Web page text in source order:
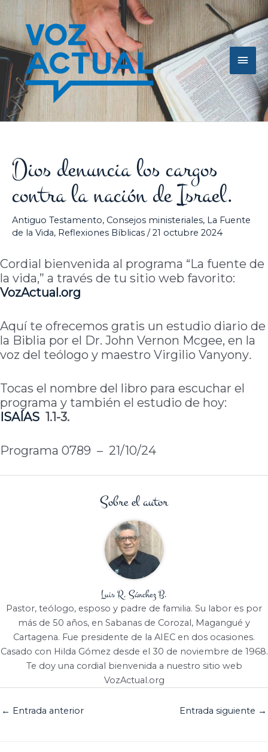
contenido
Dios denuncia los cargos
contra la nación de Israel.
Antiguo Testamento, Consejos ministeriales, La Fuente
de la Vida, Reflexiones Bíblicas /21 octubre 2024
Cordial bienvenida al programa “La fuente de
la vida,” a través de tu sitio web favorito:
VozActual.org
Aquí te ofrecemos gratis un estudio diario de
la Biblia por el Dr. John Vernon Mcgee, en la
voz del teólogo y maestro Virgilio Vanyony.
Tocas el nombre del libro para escuchar el
programa y también el estudio de hoy:
ISAÍAS 1.1-3.
Programa 0789 – 21/10/24
Sobre el autor
Luis R. Sánchez B.
Pastor, teólogo, esposo y padre de familia. Su labor es por
más de 50 años, en Sabanas de Corozal, Magangué y
Cartagena. Fue presidente de la AIEC en dos ocasiones.
Casado con Hilda Gómez desde el 30 de noviembre de 1968.
Te doy una cordial bienvenida a nuestro sitio web
VozActual.org
← Entrada anterior Entrada siguiente →